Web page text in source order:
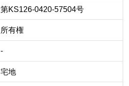
第KS126-0420-57504号
所有権
-
宅地